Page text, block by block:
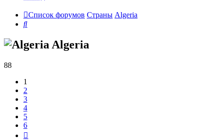
Список форумов Страны Algeria
Поиск
Algeria
88
1
2
3
4
5
6